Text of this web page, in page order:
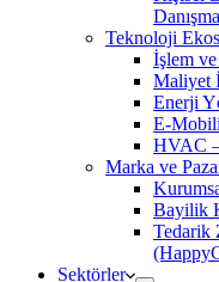
Teknoloji
İşlem
Maliyet
Enerji
E-
HVAC
Marka ve
Bayilik
Tedarik
Sektörler